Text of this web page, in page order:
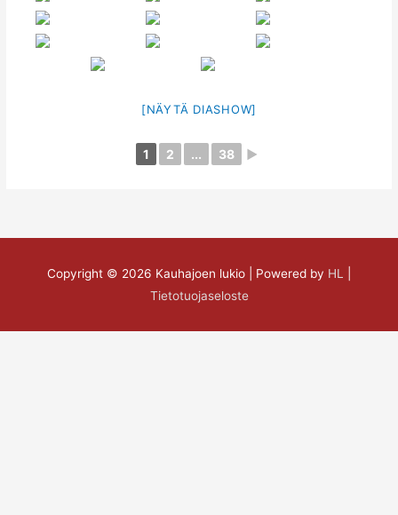
[NÄYTÄ DIASHOW]
1 2 ... 38 ►
Copyright © 2026 Kauhajoen lukio | Powered by HL
Tietotuojaseloste